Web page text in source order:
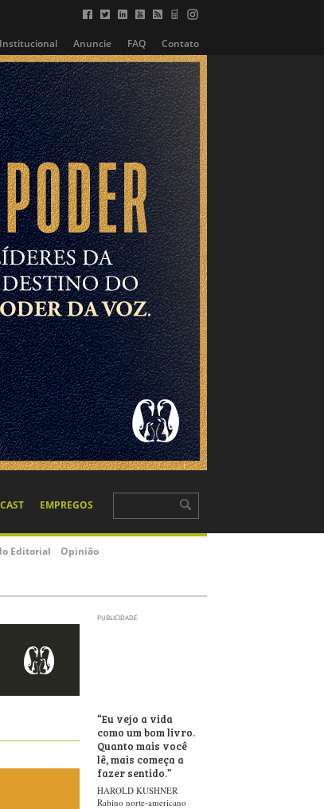
Institucional Anuncie FAQ Contato
EMPREGOS
Editorial Opinião
PUBLICIDADE
“Eu vejo a vida
como um bom livro.
Quanto mais você
lê, mais começa a
fazer sentido.”
HAROLD KUSHNER
Rabino norte-americano